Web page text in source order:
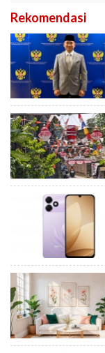
Rekomendasi